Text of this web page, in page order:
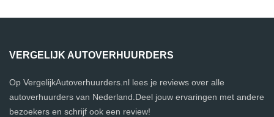
VERGELIJK AUTOVERHUURDERS
Op VergelijkAutoverhuurders.nl lees je reviews over alle
autoverhuurders van Nederland.Deel jouw ervaringen met andere
bezoekers en schrijf ook een review!